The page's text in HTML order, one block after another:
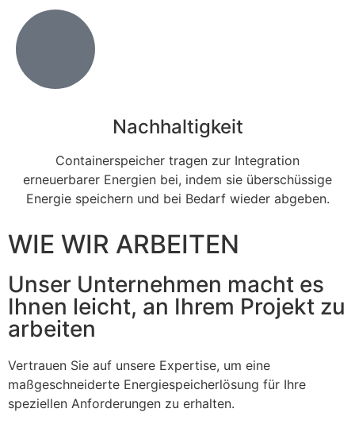
Nachhaltigkeit
Containerspeicher tragen zur Integration
erneuerbarer Energien bei, indem sie überschüssige
Energie speichern und bei Bedarf wieder abgeben.
WIE WIR ARBEITEN
Unser Unternehmen macht es
Ihnen leicht, an Ihrem Projekt zu
arbeiten
Vertrauen Sie auf unsere Expertise, um eine
maßgeschneiderte Energiespeicherlösung für Ihre
speziellen Anforderungen zu erhalten.